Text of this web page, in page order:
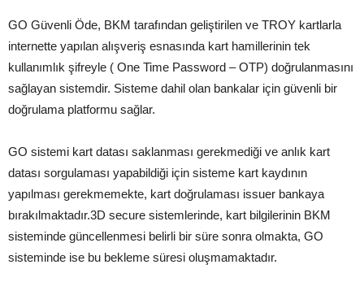
GO Güvenli Öde, BKM tarafından geliştirilen ve TROY kartlarla
internette yapılan alışveriş esnasında kart hamillerinin tek
kullanımlık şifreyle ( One Time Password – OTP) doğrulanmasını
sağlayan sistemdir. Sisteme dahil olan bankalar için güvenli bir
doğrulama platformu sağlar.
GO sistemi kart datası saklanması gerekmediği ve anlık kart
datası sorgulaması yapabildiği için sisteme kart kaydının
yapılması gerekmemekte, kart doğrulaması issuer bankaya
bırakılmaktadır.3D secure sistemlerinde, kart bilgilerinin BKM
sisteminde güncellenmesi belirli bir süre sonra olmakta, GO
sisteminde ise bu bekleme süresi oluşmamaktadır.